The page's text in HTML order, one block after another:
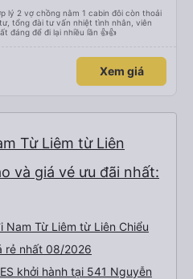
lý 2 vợ chồng nằm 1 cabin đôi còn thoải
tổng đài tư vấn nhiệt tình nhân, viên
đáng để đi lại nhiều lần 👍👍
Xem giá
Từ Liêm từ Liên
và giá vé ưu đãi nhất:
Từ Liêm từ Liên Chiểu
rẻ nhất 08/2026
khởi hành tại 541 Nguyễn